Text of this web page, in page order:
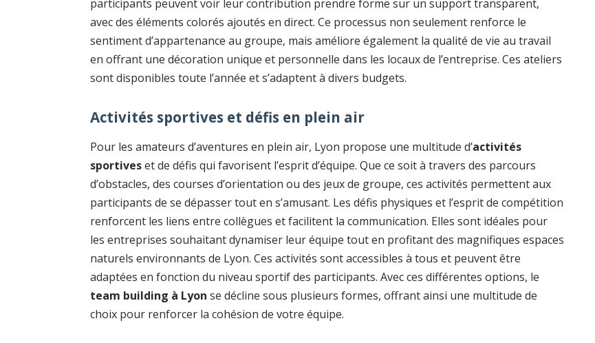
participants peuvent voir leur contribution prendre forme sur un support transparent,
avec des éléments colorés ajoutés en direct. Ce processus non seulement renforce le
sentiment d’appartenance au groupe, mais améliore également la qualité de vie au travail
en offrant une décoration unique et personnelle dans les locaux de l’entreprise. Ces ateliers
sont disponibles toute l’année et s’adaptent à divers budgets.
Activités sportives et défis en plein air
Pour les amateurs d’aventures en plein air, Lyon propose une multitude d’activités
sportiveset de défis qui favorisent l’esprit d’équipe. Que ce soit à travers des parcours
d’obstacles, des courses d’orientation ou des jeux de groupe, ces activités permettent aux
participants de se dépasser tout en s’amusant. Les défis physiques et l’esprit de compétition
renforcent les liens entre collègues et facilitent la communication. Elles sont idéales pour
les entreprises souhaitant dynamiser leur équipe tout en profitant des magnifiques espaces
naturels environnants de Lyon. Ces activités sont accessibles à tous et peuvent être
adaptées en fonction du niveau sportif des participants. Avec ces différentes options, le
team building à Lyon se décline sous plusieurs formes, offrant ainsi une multitude de
choix pour renforcer la cohésion de votre équipe.